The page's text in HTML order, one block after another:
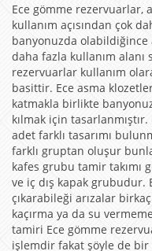
Ece gömme rezervuarlar,
kullanım açısından çok
banyonuzda olabildiğince
daha fazla kullanım alanı
rezervuarlar kullanım
basittir. Ece asma
katmakla birlikte
kılmak için
adet farklı tasarımı
farklı gruptan oluşur
kafes grubu tamir takımı
ve iç dış kapak grubudur.
çıkarabileği arızalar
kaçırma ya da su
tamiri Ece gömme
işlemdir fakat şöyle de bir